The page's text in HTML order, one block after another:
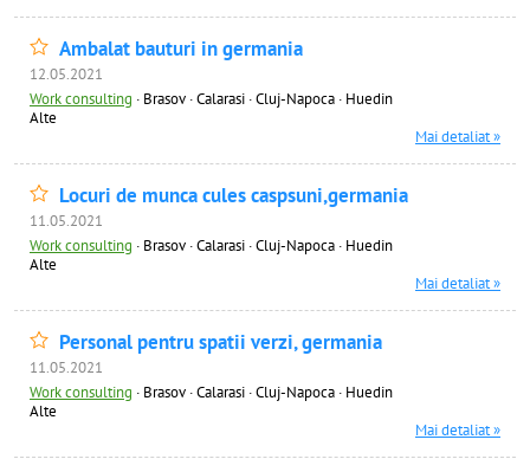
Ambalat bauturi in germania
12.05.2021
Work consulting · Brasov · Calarasi · Cluj-Napoca · Huedin
Alte
Mai detaliat »
Locuri de munca cules caspsuni,germania
11.05.2021
Work consulting · Brasov · Calarasi · Cluj-Napoca · Huedin
Alte
Mai detaliat »
Personal pentru spatii verzi, germania
11.05.2021
Work consulting · Brasov · Calarasi · Cluj-Napoca · Huedin
Alte
Mai detaliat »